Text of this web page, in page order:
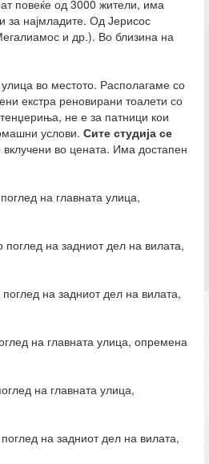
повеќе од 3000 жители, има
за најмладите. Од Јерисос
и др.). Во близина на
во местото. Располагаме со
екстра реновирани тоалети со
не е за патници кои
услови. Сите студија се
во цената. Има достапен
на главната улица,
на задниот дел на вилата,
на задниот дел на вилата,
на главната улица, опремена
на главната улица,
на задниот дел на вилата,